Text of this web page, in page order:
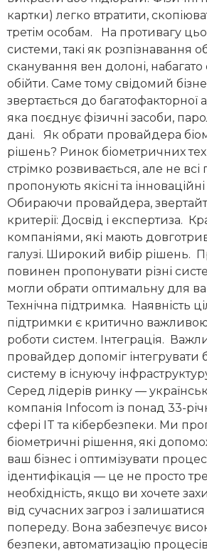
картки) легко втратити,
третім особам. На противагу
системи, такі як розпізнавання
сканування вен долоні,
обійти. Саме тому свідомий
звертається до багатофакторної
яка поєднує фізичні засоби,
дані. Як обрати провайдера
рішень? Ринок біометричних
стрімко розвивається, але не
пропонують якісні та
Обираючи провайдера,
критерії: Досвід і експертиза.
компаніями, які мають
галузі. Широкий вибір рішень.
повинен пропонувати різні
могли обрати оптимальну для
Технічна підтримка. Наявність
підтримки є критично
роботи систем. Інтеграція.
провайдер допоміг інтегрувати
систему в існуючу
Серед лідерів ринку —
компанія Infocom із понад 33-
сфері IT та кібербезпеки. Ми
біометричні рішення, які
ваш бізнес і оптимізувати
ідентифікація — це не просто
необхідність, якщо ви хочете
від сучасних загроз і
попереду. Вона забезпечує
безпеки, автоматизацію